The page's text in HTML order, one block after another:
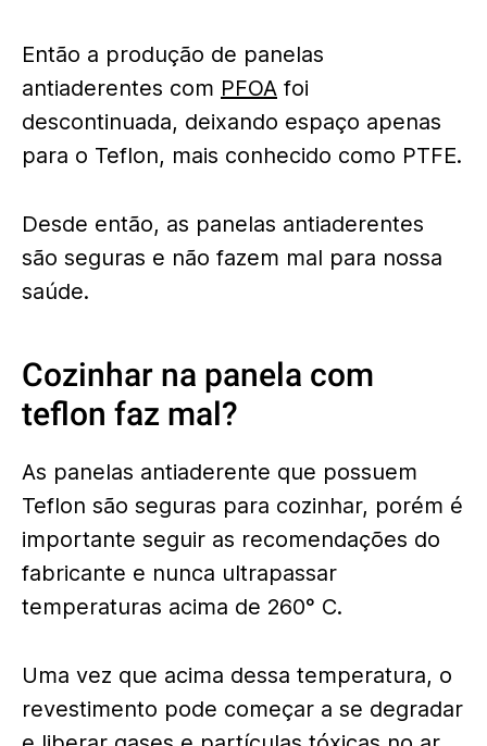
Então a produção de panelas
antiaderentes com PFOA foi
descontinuada, deixando espaço apenas
para o Teflon, mais conhecido como PTFE.
Desde então, as panelas antiaderentes
são seguras e não fazem mal para nossa
saúde.
Cozinhar na panela com
teflon faz mal?
As panelas antiaderente que possuem
Teflon são seguras para cozinhar, porém é
importante seguir as recomendações do
fabricante e nunca ultrapassar
temperaturas acima de 260° C.
Uma vez que acima dessa temperatura, o
revestimento pode começar a se degradar